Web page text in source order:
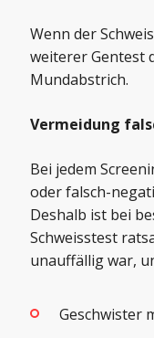
Wenn der
weiterer Gentest
Mundabstrich.
Vermeidung
Bei jedem
oder falsch-
Deshalb ist bei
Schweisstest
unauffällig war,
Geschwister